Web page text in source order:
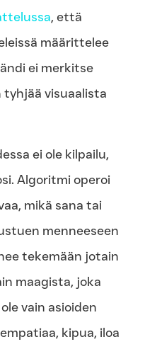
, että
määrittelee
ei merkitse
tyhjää visuaalista
ei ole kilpailu,
Algoritmi operoi
mikä sana tai
menneeseen
tekemään jotain
maagista, joka
vain asioiden
kipua, iloa